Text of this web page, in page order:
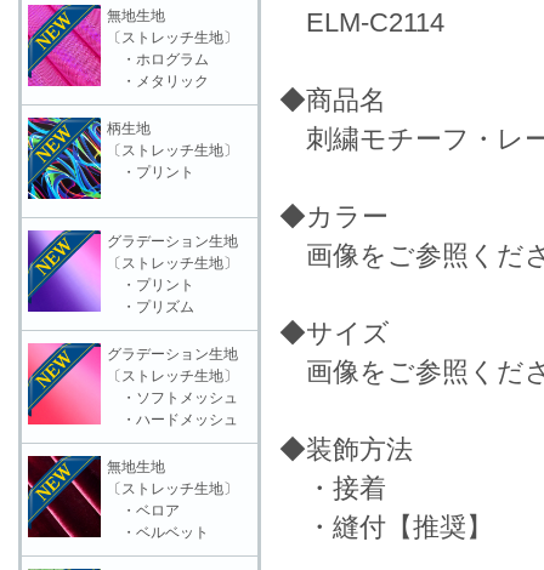
ELM-C2114
◆商品名
刺繍モチーフ・レ
◆カラー
画像をご参照くだ
◆サイズ
画像をご参照くだ
◆装飾方法
・接着
・縫付【推奨】
無地生地
〔ストレッチ生地〕
・ホログラム
・メタリック
柄生地
〔ストレッチ生地〕
・プリント
グラデーション生地
〔ストレッチ生地〕
・プリント
・プリズム
グラデーション生地
〔ストレッチ生地〕
・ソフトメッシュ
・ハードメッシュ
無地生地
〔ストレッチ生地〕
・ベロア
・ベルベット